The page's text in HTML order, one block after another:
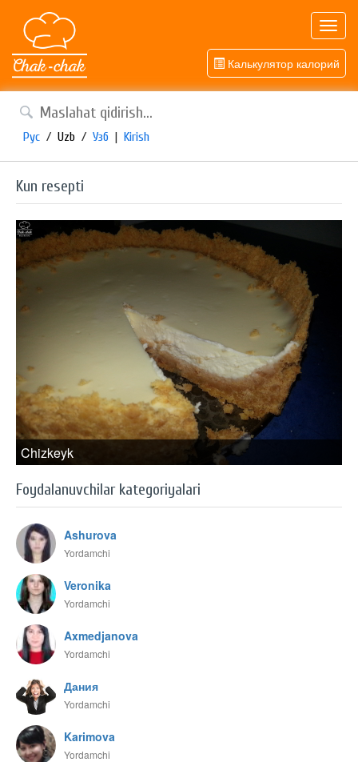
Калькулятор калорий
Рус / Uzb / Узб | Kirish
Kun resepti
Chizkeyk
Foydalanuvchilar kategoriyalari
Ashurova
Yordamchi
Veronika
Yordamchi
Axmedjanova
Yordamchi
Дания
Yordamchi
Karimova
Yordamchi